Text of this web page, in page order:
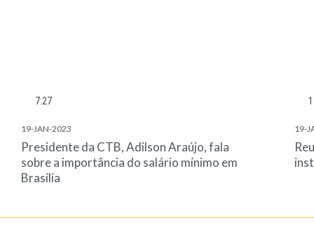
7:27
19-JAN-2023
Presidente da CTB, Adilson Araújo, fala
sobre a importância do salário mínimo em
Brasília
19-